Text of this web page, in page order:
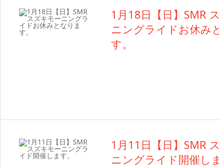
1月18日【日】SMR
ニングライドお休み
す。
1月11日【日】SMR
ニングライド開催し